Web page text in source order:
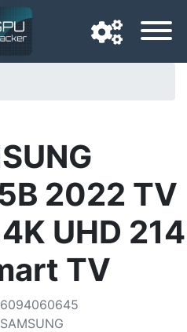
2022 TV
UHD 214
TV
SAMSUNG